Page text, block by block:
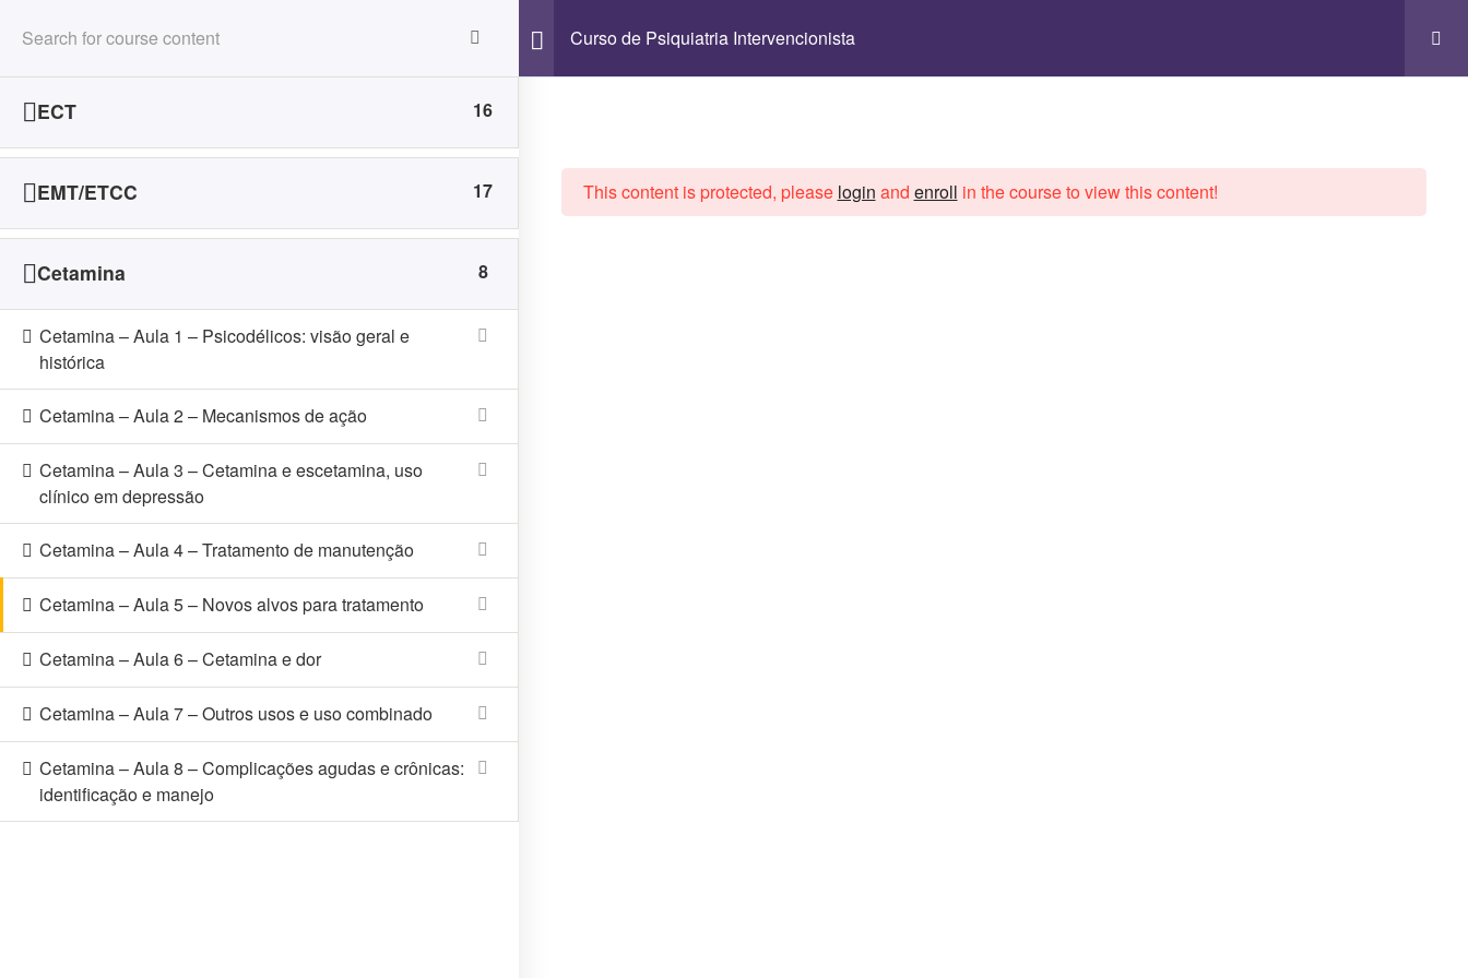
para
CURSOS DE NEUROMODULAÇÃO
Serviço Interdisciplinar de Neuromodulação – SIN – IPq-HCFMUSP
Curso de Psiquiatria Intervencionista
ECT 16
EMT/ETCC 17
Cetamina 8
Cetamina – Aula 1 – Psicodélicos: visão geral e
histórica
Cetamina – Aula 2 – Mecanismos de ação
Cetamina – Aula 3 – Cetamina e escetamina, uso
clínico em depressão
Cetamina – Aula 4 – Tratamento de manutenção
Cetamina – Aula 5 – Novos alvos para tratamento
Cetamina – Aula 6 – Cetamina e dor
Cetamina – Aula 7 – Outros usos e uso combinado
Cetamina – Aula 8 – Complicações agudas e crônicas:
identificação e manejo
This content is protected, please login and enroll in the course to view this content!
Orgulhosamente desenvolvido com WordPress